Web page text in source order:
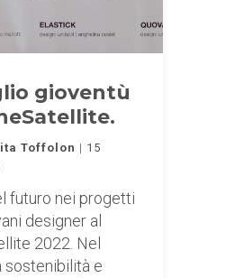
gioventù
Toffolon
15
futuro nei progetti
designer al
2022. Nel
sostenibilità e